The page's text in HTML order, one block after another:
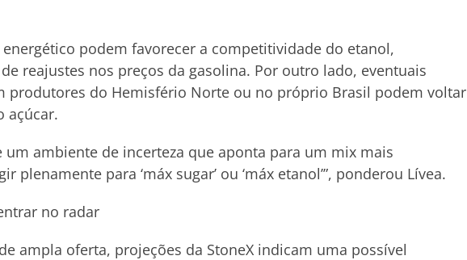
podem favorecer a competitividade do etanol,
reajustes nos preços da gasolina. Por outro lado, eventuais
produtores do Hemisfério Norte ou no próprio Brasil podem voltar
açúcar.
um ambiente de incerteza que aponta para um mix mais
plenamente para ‘máx sugar’ ou ‘máx etanol’”, ponderou Lívea.
no radar
ampla oferta, projeções da StoneX indicam uma possível